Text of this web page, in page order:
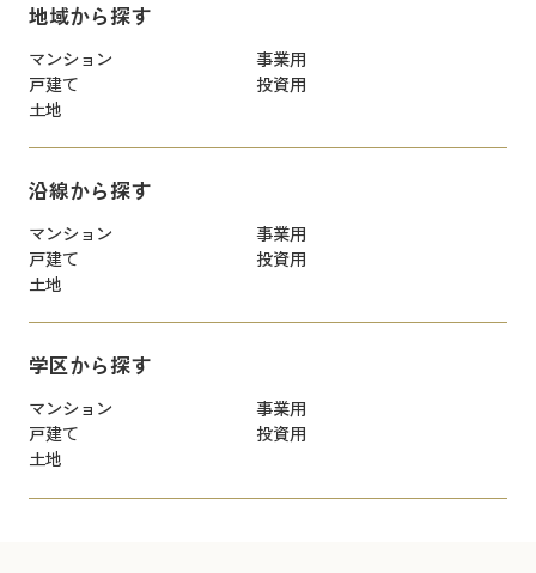
地域から探す
マンション
事業用
戸建て
投資用
土地
沿線から探す
マンション
事業用
戸建て
投資用
土地
学区から探す
マンション
事業用
戸建て
投資用
土地